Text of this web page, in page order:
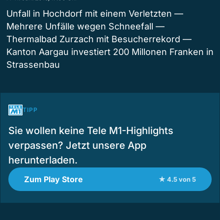
Unfall in Hochdorf mit einem Verletzten —
Mehrere Unfälle wegen Schneefall —
Thermalbad Zurzach mit Besucherrekord —
Kanton Aargau investiert 200 Millonen Franken in
Strassenbau
TIPP
Sie wollen keine Tele M1-Highlights
verpassen? Jetzt unsere App
herunterladen.
Zum Play Store ★ 4.5 von 5